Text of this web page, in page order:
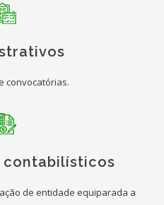
convocatórias.
contabilísticos
de entidade equiparada a